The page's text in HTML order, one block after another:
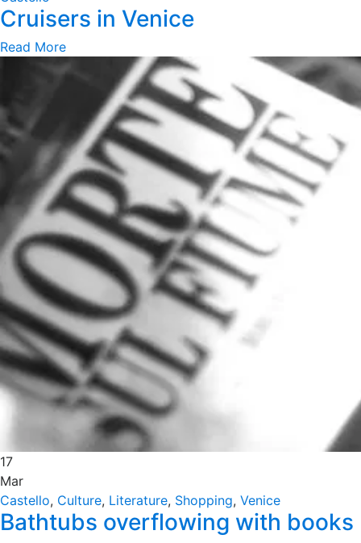
Cruisers in Venice
Read More
17
Mar
Castello, Culture, Literature, Shopping, Venice
Bathtubs overflowing with books